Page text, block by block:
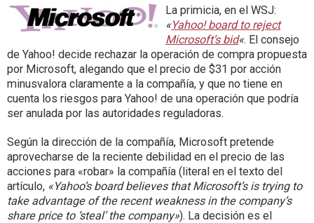
La primicia, en el WSJ:
«Yahoo! board to reject
Microsoft’s bid«. El consejo
de Yahoo! decide rechazar la operación de compra propuesta
por Microsoft, alegando que el precio de $31 por acción
minusvalora claramente a la compañía, y que no tiene en
cuenta los riesgos para Yahoo! de una operación que podría
ser anulada por las autoridades reguladoras.
Según la dirección de la compañía, Microsoft pretende
aprovecharse de la reciente debilidad en el precio de las
acciones para «robar» la compañía (literal en el texto del
artículo, «Yahoo’s board believes that Microsoft’s is trying to
take advantage of the recent weakness in the company’s
share price to ‘steal’ the company»). La decisión es el